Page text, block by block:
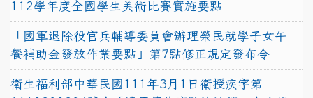
112學年度全國學生美術比賽實施要點
「國軍退除役官兵輔導委員會辦理榮民就學子女午
餐補助金發放作業要點」第7點修正規定發布令
衛生福利部中華民國111年3月1日衛授疾字第